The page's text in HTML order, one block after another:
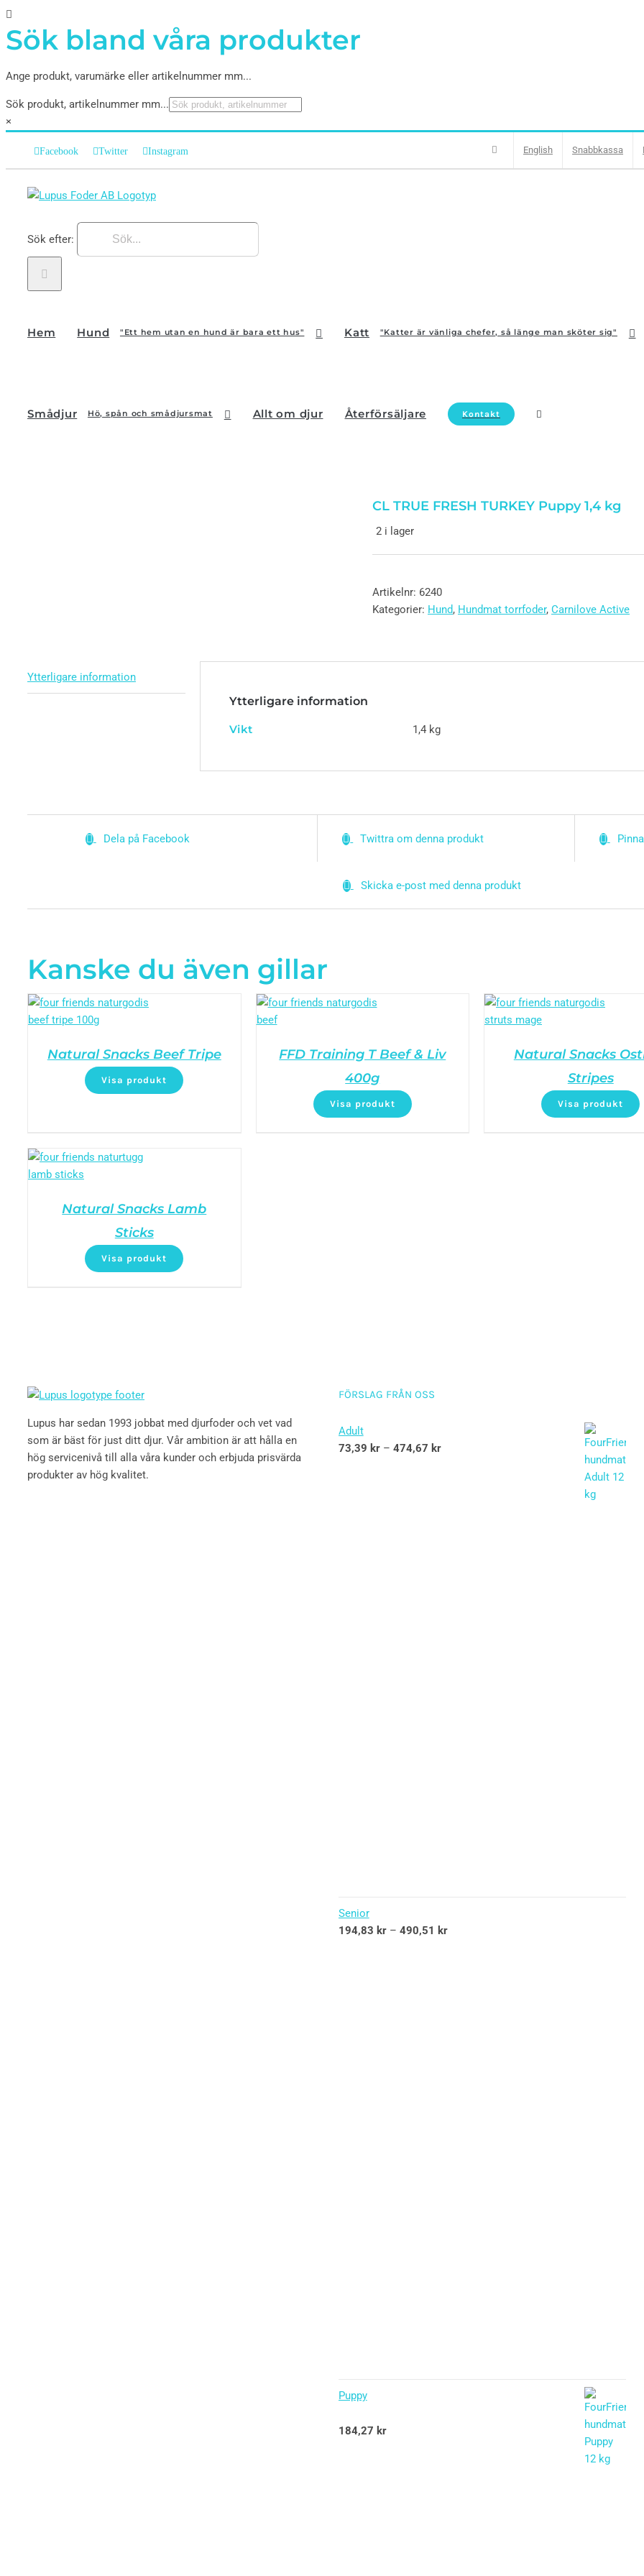
Sök bland våra produkter
Ange produkt, varumärke eller artikelnummer mm...
Sök produkt, artikelnummer mm...
×
Facebook Twitter Instagram English Snabbkassa
Sök efter:
Hem Hund "Ett hem utan en hund är bara ett hus" Katt "Katter är vänliga chefer, så länge man sköter sig"
Smådjur Hö, spån och smådjursmat Allt om djur Återförsäljare Kontakt
CL TRUE FRESH TURKEY Puppy 1,4 kg
2 i lager
Artikelnr: 6240
Kategorier: Hund, Hundmat torrfoder, Carnilove Active
Ytterligare information
Ytterligare information
Vikt 1,4 kg
Dela på Facebook Twittra om denna produkt
Skicka e-post med denna produkt
Kanske du även gillar
Natural Snacks Beef Tripe
Visa produkt
FFD Training T Beef & Liv
400g
Visa produkt
Natural Snacks
Stripes
Visa produkt
Natural Snacks Lamb
Sticks
Visa produkt
Lupus har sedan 1993 jobbat med djurfoder och vet vad
som är bäst för just ditt djur. Vår ambition är att hålla en
hög servicenivå till alla våra kunder och erbjuda prisvärda
produkter av hög kvalitet.
FÖRSLAG FRÅN OSS
Adult
73,39 kr– 474,67 kr
Senior
194,83 kr– 490,51 kr
Puppy
Betygsatt
5.00
184,27 kr